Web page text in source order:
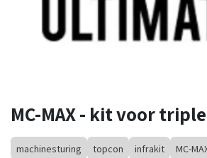
MC-MAX - kit voor
machinesturing topcon infrakit MC-